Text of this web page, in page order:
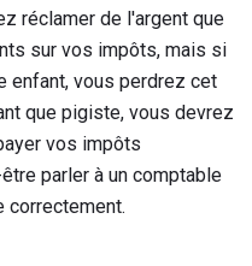
réclamer de l'argent que
sur vos impôts, mais si
enfant, vous perdrez cet
que pigiste, vous devrez
vos impôts
parler à un comptable
correctement.